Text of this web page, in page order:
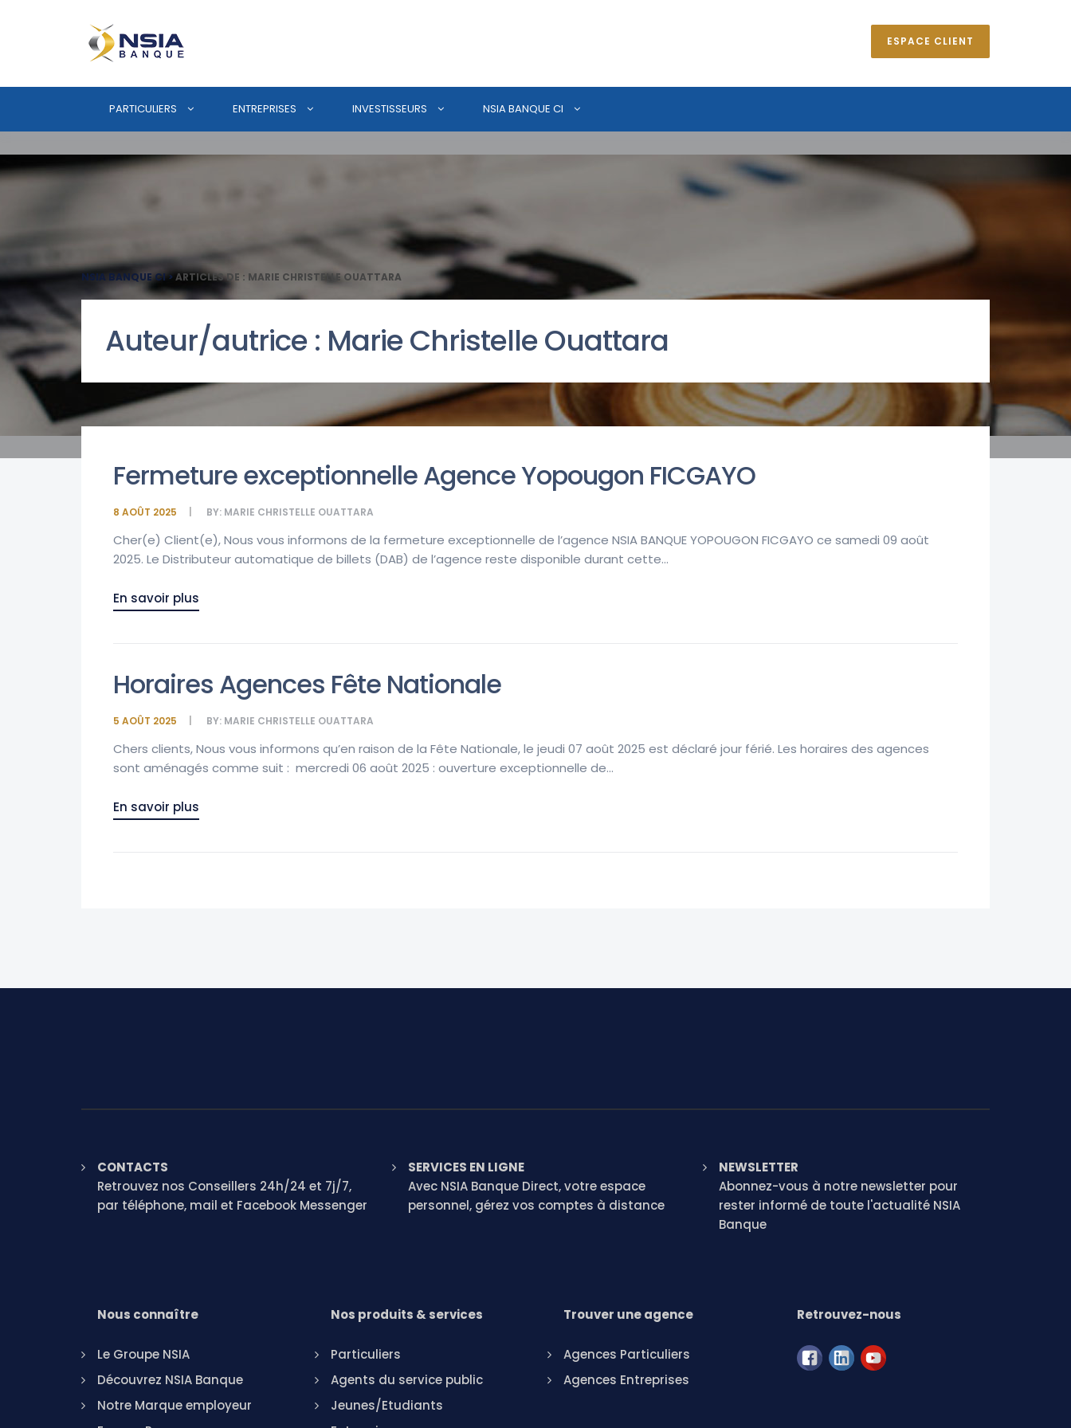
ESPACE CLIENT
PARTICULIERS ENTREPRISES INVESTISSEURS NSIA BANQUE CI
NSIA BANQUE CI>ARTICLES DE : MARIE CHRISTELLE OUATTARA
Auteur/autrice : Marie Christelle Ouattara
Fermeture exceptionnelle Agence Yopougon FICGAYO
8 AOÛT 2025 BY: MARIE CHRISTELLE OUATTARA
Cher(e) Client(e), Nous vous informons de la fermeture exceptionnelle de l’agence NSIA BANQUE YOPOUGON FICGAYO ce samedi 09 août
2025. Le Distributeur automatique de billets (DAB) de l’agence reste disponible durant cette...
En savoir plus
Horaires Agences Fête Nationale
5 AOÛT 2025 BY: MARIE CHRISTELLE OUATTARA
Chers clients,​ Nous vous informons qu’en raison de la Fête Nationale, le jeudi 07 août 2025 est déclaré jour férié. Les horaires des agences
sont aménagés comme suit : ​ mercredi 06 août 2025 : ouverture exceptionnelle de...
En savoir plus
CONTACTS
Retrouvez nos Conseillers 24h/24 et 7j/7,
par téléphone, mail et Facebook Messenger
SERVICES EN LIGNE
Avec NSIA Banque Direct, votre espace
personnel, gérez vos comptes à distance
NEWSLETTER
Abonnez-vous à notre newsletter pour
rester informé de toute l'actualité NSIA
Banque
Nous connaître
Le Groupe NSIA
Découvrez NSIA Banque
Notre Marque employeur
Nos produits & services
Particuliers
Agents du service public
Jeunes/Etudiants
Trouver une agence
Agences Particuliers
Agences Entreprises
Retrouvez-nous